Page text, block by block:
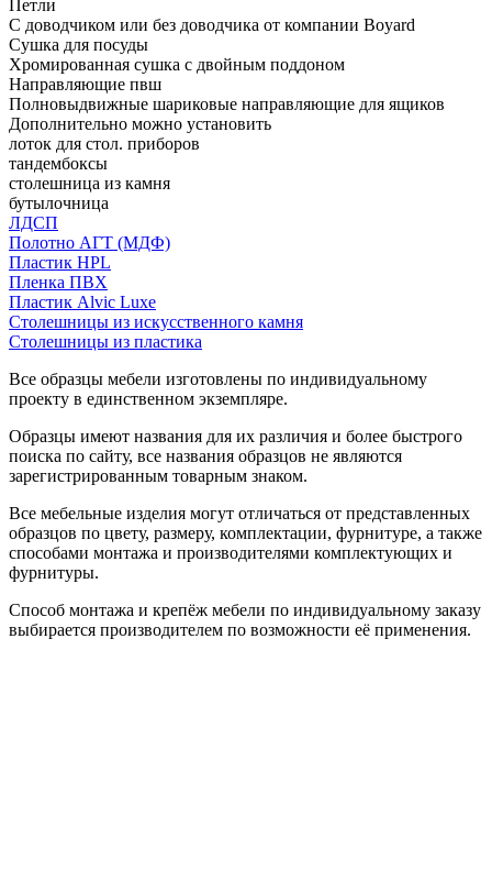
Петли
С доводчиком или без доводчика от компании Boyard
Сушка для посуды
Хромированная сушка с двойным поддоном
Направляющие пвш
Полновыдвижные шариковые направляющие для ящиков
Дополнительно можно установить
лоток для стол. приборов
тандембоксы
столешница из камня
бутылочница
ЛДСП
Полотно АГТ (МДФ)
Пластик HPL
Пленка ПВХ
Пластик Alvic Luxe
Столешницы из искусственного камня
Столешницы из пластика
Все образцы мебели изготовлены по индивидуальному
проекту в единственном экземпляре.
Образцы имеют названия для их различия и более быстрого
поиска по сайту, все названия образцов не являются
зарегистрированным товарным знаком.
Все мебельные изделия могут отличаться от представленных
образцов по цвету, размеру, комплектации, фурнитуре, а также
способами монтажа и производителями комплектующих и
фурнитуры.
Способ монтажа и крепёж мебели по индивидуальному заказу
выбирается производителем по возможности её применения.